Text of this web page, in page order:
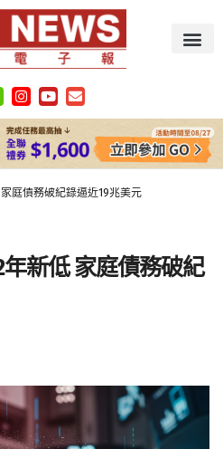
庭債務破紀錄逼近19兆美元
新低 家庭債務破紀